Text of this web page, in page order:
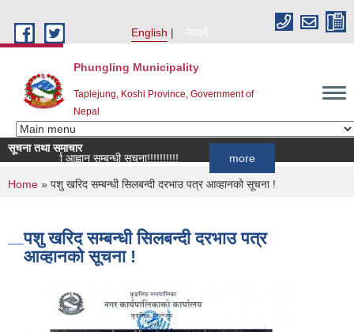
English
नेपाली
Phungling Municipality
Taplejung, Koshi Province, Government of
Nepal
सूचना तथा समाचार
दर्ता आह्वान सम्बन्धी सूचना!!!!!!!!!!
You are here
Home » पशु खरिद सम्बन्धी सिलबन्दी दरभाउ पत्र आव्हानको सूचना !
पशु खरिद सम्बन्धी सिलबन्दी दरभाउ पत्र
आव्हानको सूचना !